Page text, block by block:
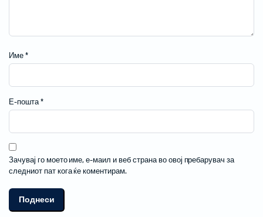
Име *
Е-пошта*
Зачувај го моето име, е-маил и веб страна во овој пребарувач за
следниот пат кога ќе коментирам.